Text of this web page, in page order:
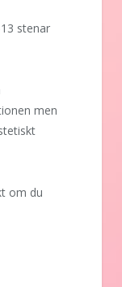
stenar
men
om du